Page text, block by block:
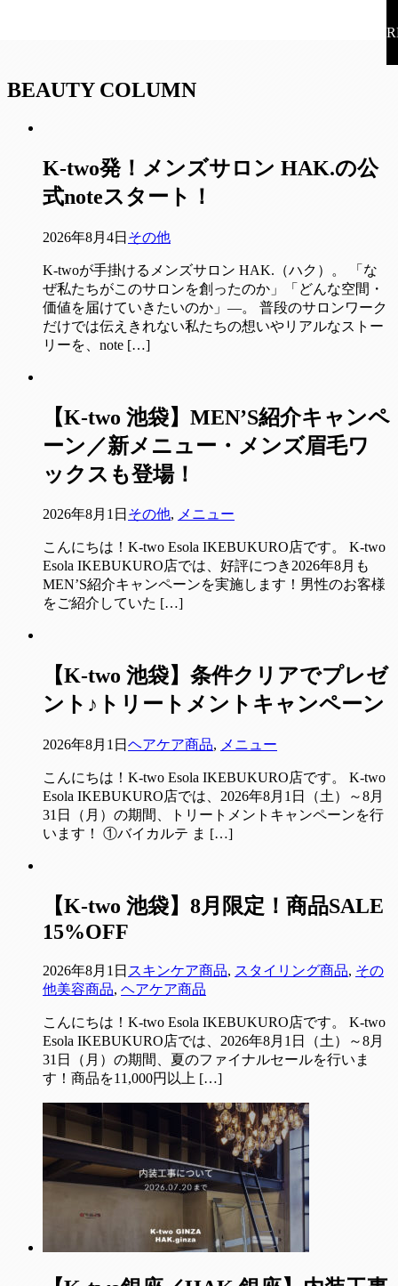
BEAUTY COLUMN
K-two発！メンズサロン HAK.の公
式noteスタート！
2026年8月4日 その他
K-twoが手掛けるメンズサロン HAK.（ハク）。 「な
ぜ私たちがこのサロンを創ったのか」「どんな空間・
価値を届けていきたいのか」—。 普段のサロンワーク
だけでは伝えきれない私たちの想いやリアルなストー
リーを、note […]
【K-two 池袋】MEN’S紹介キャンペ
ーン／新メニュー・メンズ眉毛ワ
ックスも登場！
2026年8月1日 その他, メニュー
こんにちは！K-two Esola IKEBUKURO店です。 K-two
Esola IKEBUKURO店では、好評につき2026年8月も
MEN’S紹介キャンペーンを実施します！男性のお客様
をご紹介していた […]
【K-two 池袋】条件クリアでプレゼ
ント♪トリートメントキャンペーン
2026年8月1日 ヘアケア商品, メニュー
こんにちは！K-two Esola IKEBUKURO店です。 K-two
Esola IKEBUKURO店では、2026年8月1日（土）～8月
31日（月）の期間、トリートメントキャンペーンを行
います！ ①バイカルテ ま […]
【K-two 池袋】8月限定！商品SALE
15%OFF
2026年8月1日 スキンケア商品, スタイリング商品, その
他美容商品, ヘアケア商品
こんにちは！K-two Esola IKEBUKURO店です。 K-two
Esola IKEBUKURO店では、2026年8月1日（土）～8月
31日（月）の期間、夏のファイナルセールを行いま
す！商品を11,000円以上 […]